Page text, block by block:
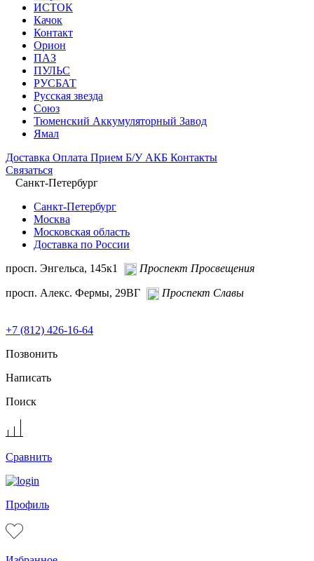
ИСТОК
Качок
Контакт
Орион
ПАЗ
ПУЛЬС
РУСБАТ
Русская звезда
Союз
Тюменский Аккумуляторный Завод
Ямал
Доставка Оплата Прием Б/У АКБ Контакты
Связаться
Санкт-Петербург
Санкт-Петербург
Москва
Московская область
Доставка по России
просп. Энгельса, 145к1
Проспект Просвещения
просп. Алекс. Фермы, 29ВГ Проспект Славы
+7 (812) 426-16-64
Позвонить
Написать
Поиск
Сравнить
Профиль